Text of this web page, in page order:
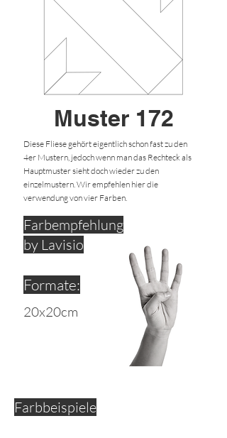
Muster 172
Diese Fliese gehört eigentlich schon fast zu den
4er Mustern, jedoch wenn man das Rechteck als
Hauptmuster sieht doch wieder zu den
einzelmustern. Wir empfehlen hier die
verwendung von vier Farben.
Formate:
20x20cm
Farbempfehlung
by Lavisio
Farbbeispiele